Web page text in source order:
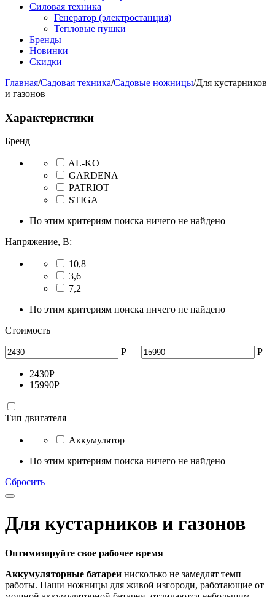
Силовая техника
Генератор (электростанция)
Тепловые пушки
Бренды
Новинки
Скидки
Главная/Садовая техника/Садовые ножницы/Для кустарников
и газонов
Характеристики
Бренд
AL-KO
GARDENA
PATRIOT
STIGA
По этим критериям поиска ничего не найдено
Напряжение, В:
10,8
3,6
7,2
По этим критериям поиска ничего не найдено
Стоимость
Р – Р
2430Р
15990Р
Тип двигателя
Аккумулятор
По этим критериям поиска ничего не найдено
Сбросить
Для кустарников и газонов
Оптимизируйте свое рабочее время
Аккумуляторные батареи нисколько не замедлят темп
работы. Наши ножницы для живой изгороди, работающие от